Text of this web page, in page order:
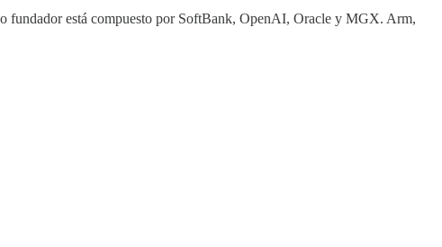
fundador está compuesto por SoftBank, OpenAI, Oracle y MGX. Arm,